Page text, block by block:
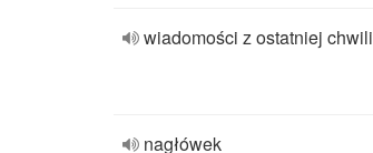
wiadomości z ostatniej chwili
nagłówek